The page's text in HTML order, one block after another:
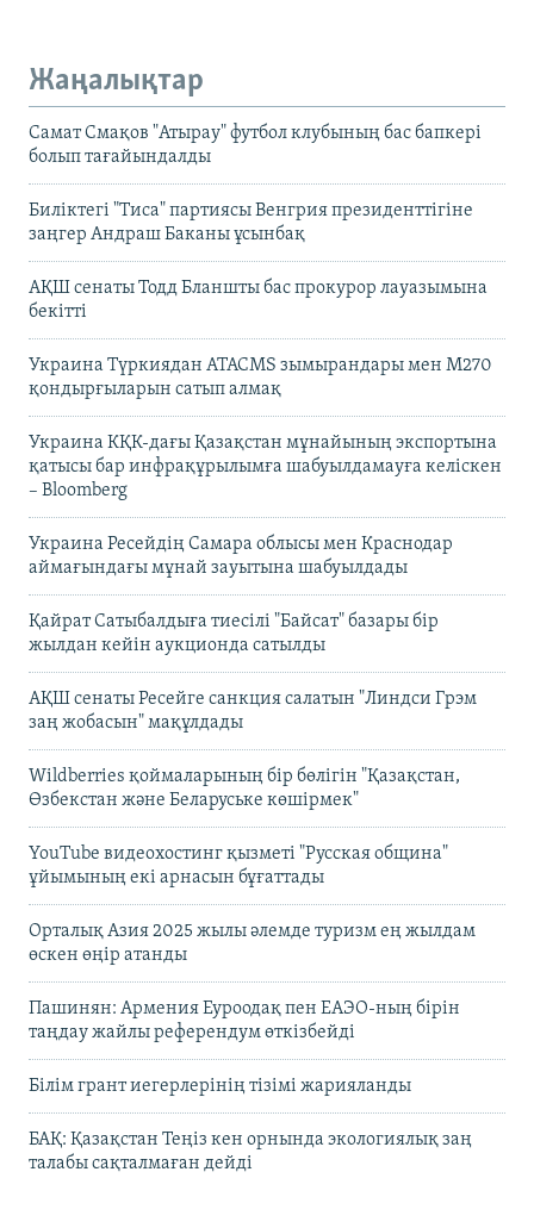
Жаңалықтар
Самат Смақов "Атырау" футбол клубының бас бапкері
болып тағайындалды
Биліктегі "Тиса" партиясы Венгрия президенттігіне
заңгер Андраш Баканы ұсынбақ
АҚШ сенаты Тодд Бланшты бас прокурор лауазымына
бекітті
Украина Түркиядан ATACMS зымырандары мен M270
қондырғыларын сатып алмақ
Украина КҚК-дағы Қазақстан мұнайының экспортына
қатысы бар инфрақұрылымға шабуылдамауға келіскен
– Bloomberg
Украина Ресейдің Самара облысы мен Краснодар
аймағындағы мұнай зауытына шабуылдады
Қайрат Сатыбалдыға тиесілі "Байсат" базары бір
жылдан кейін аукционда сатылды
АҚШ сенаты Ресейге санкция салатын "Линдси Грэм
заң жобасын" мақұлдады
Wildberries қоймаларының бір бөлігін "Қазақстан,
Өзбекстан және Беларуське көшірмек"
YouTube видеохостинг қызметі "Русская община"
ұйымының екі арнасын бұғаттады
Орталық Азия 2025 жылы әлемде туризм ең жылдам
өскен өңір атанды
Пашинян: Армения Еуроодақ пен ЕАЭО-ның бірін
таңдау жайлы референдум өткізбейді
Білім грант иегерлерінің тізімі жарияланды
БАҚ: Қазақстан Теңіз кен орнында экологиялық заң
талабы сақталмаған дейді